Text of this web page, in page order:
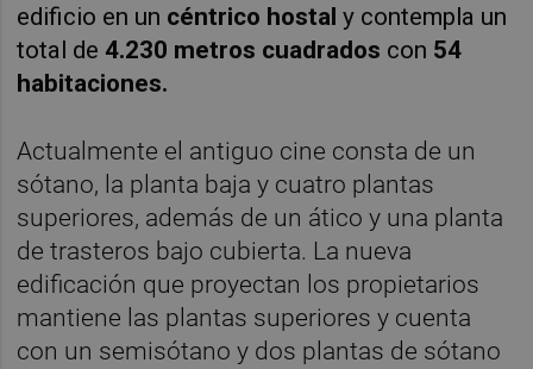
edificio en un céntrico hostaly contempla un
total de 4.230 metros cuadrados con 54
habitaciones.
Actualmente el antiguo cine consta de un
sótano, la planta baja y cuatro plantas
superiores, además de un ático y una planta
de trasteros bajo cubierta. La nueva
edificación que proyectan los propietarios
mantiene las plantas superiores y cuenta
con un semisótano y dos plantas de sótano